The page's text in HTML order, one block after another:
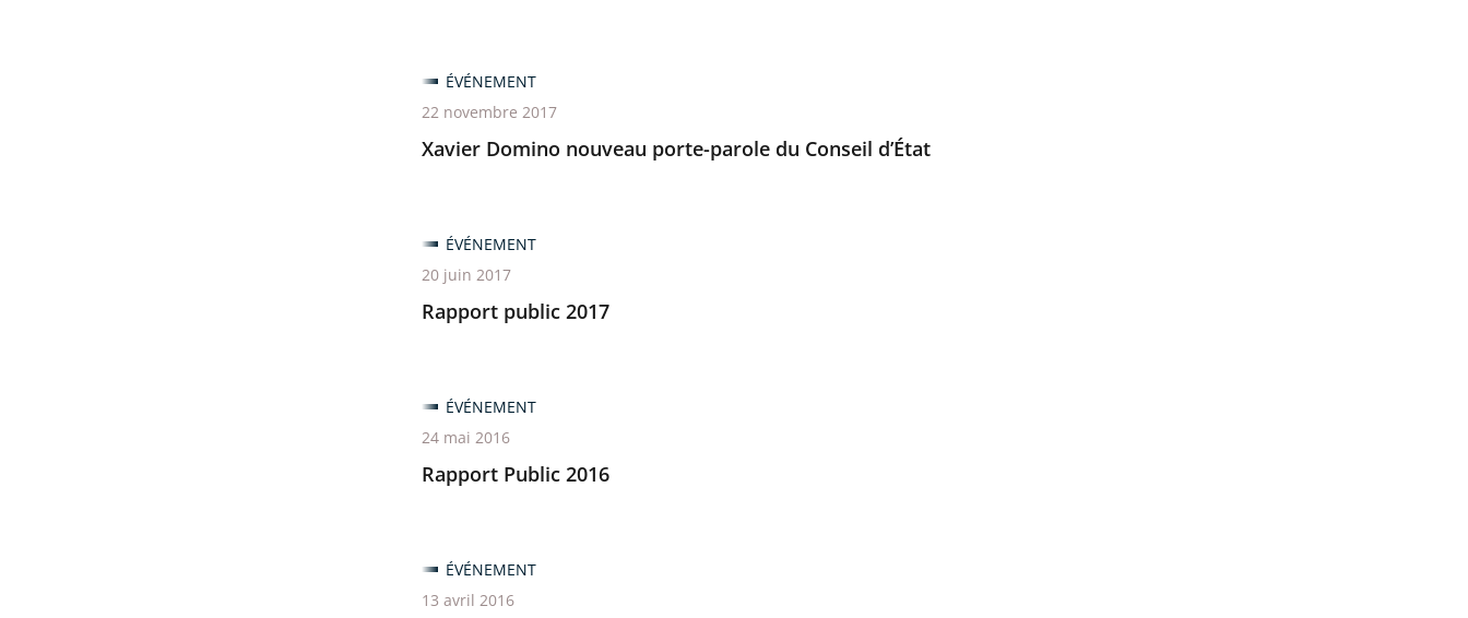
Xavier Domino nouveau porte-parole du Conseil d’État
ÉVÉNEMENT
22 novembre 2017
Rapport public 2017
ÉVÉNEMENT
20 juin 2017
Rapport Public 2016
ÉVÉNEMENT
24 mai 2016
ÉVÉNEMENT
13 avril 2016